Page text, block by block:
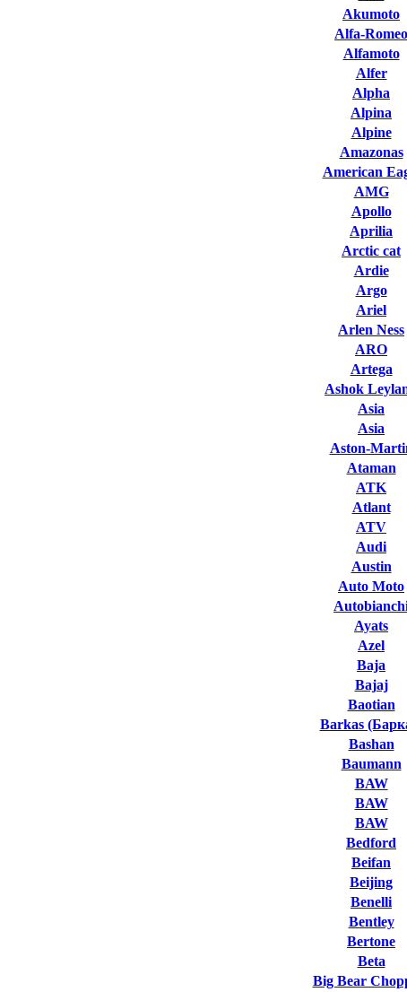
Akumoto
Alfa-Romeo
Alfamoto
Alfer
Alpha
Alpina
Alpine
Amazonas
American
AMG
Apollo
Aprilia
Arctic cat
Ardie
Argo
Ariel
Arlen Ness
ARO
Artega
Ashok
Asia
Asia
Aston-
Ataman
ATK
Atlant
ATV
Audi
Austin
Auto Moto
Ayats
Azel
Baja
Bajaj
Baotian
Barkas
Bashan
Baumann
BAW
BAW
BAW
Bedford
Beifan
Beijing
Benelli
Bentley
Bertone
Beta
Big Bear